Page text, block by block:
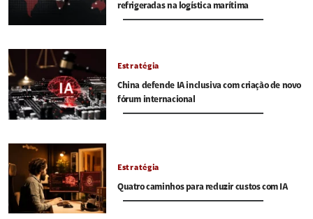
refrigeradas na logística marítima
Estratégia
China defende IA inclusiva com criação de novo
fórum internacional
Estratégia
Quatro caminhos para reduzir custos com IA